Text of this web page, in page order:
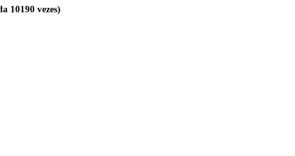
10190 vezes)